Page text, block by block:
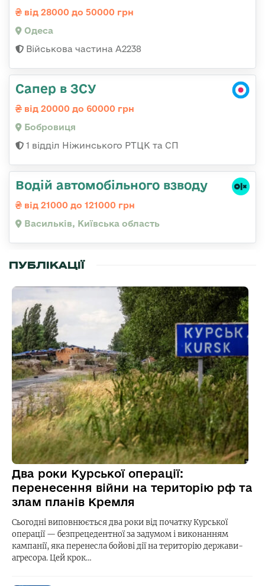
від 28000 до 50000 грн
Одеса
Військова частина А2238
Сапер в ЗСУ
від 20000 до 60000 грн
Бобровиця
1 відділ Ніжинського РТЦК та СП
Водій автомобільного взводу
від 21000 до 121000 грн
Васильків, Київська область
ПУБЛІКАЦІЇ
Два роки Курської операції:
перенесення війни на територію рф та
злам планів Кремля
Сьогодні виповнюється два роки від початку Курської
операції — безпрецедентної за задумом і виконанням
кампанії, яка перенесла бойові дії на територію держави-
агресора. Цей крок…